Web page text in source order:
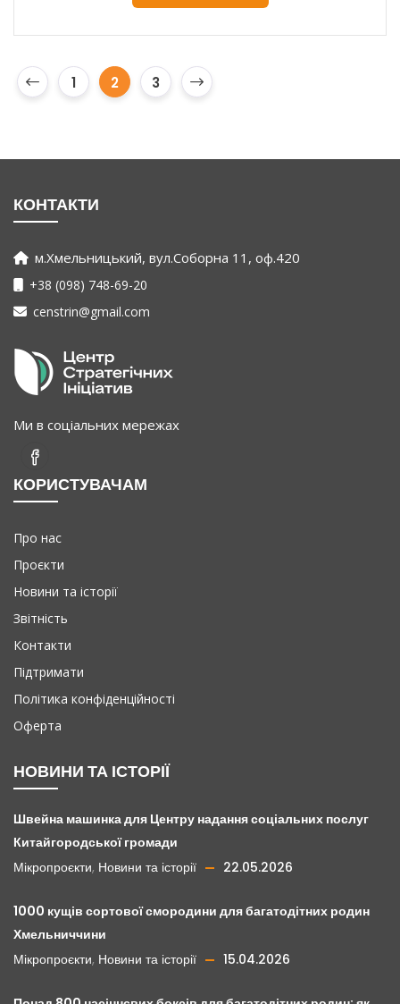
1 2 3
КОНТАКТИ
м.Хмельницький, вул.Соборна 11, оф.420
+38 (098) 748-69-20
censtrin@gmail.com
Ми в соціальних мережах
КОРИСТУВАЧАМ
Про нас
Проєкти
Новини та історії
Звітність
Контакти
Підтримати
Політика конфіденційності
Оферта
НОВИНИ ТА ІСТОРІЇ
Швейна машинка для Центру надання соціальних послуг
Китайгородської громади
Мікропроєкти, Новини та історії 22.05.2026
1000 кущів сортової смородини для багатодітних родин
Хмельниччини
Мікропроєкти, Новини та історії 15.04.2026